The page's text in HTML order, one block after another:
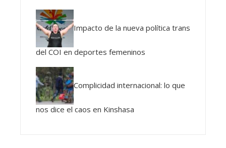
Impacto de la nueva política trans
del COI en deportes femeninos
Complicidad internacional: lo que
nos dice el caos en Kinshasa